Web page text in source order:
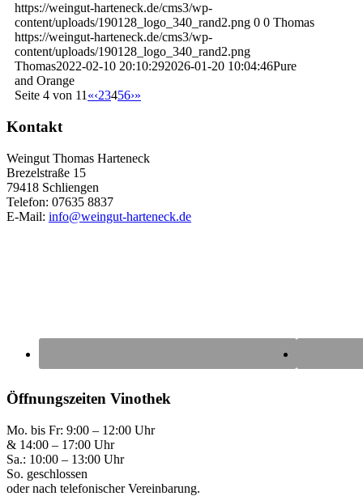
https://weingut-harteneck.de/cms3/wp-
content/uploads/190128_logo_340_rand2.png 0 0 Thomas
https://weingut-harteneck.de/cms3/wp-
content/uploads/190128_logo_340_rand2.png
Thomas2022-02-10 20:10:292026-01-20 10:04:46Pure
and Orange
Seite 4 von 11 «‹23456›»
Kontakt
Weingut Thomas Harteneck
Brezelstraße 15
79418 Schliengen
Telefon: 07635 8837
E-Mail: info@weingut-harteneck.de
Öffnungszeiten Vinothek
Mo. bis Fr: 9:00 – 12:00 Uhr
& 14:00 – 17:00 Uhr
Sa.: 10:00 – 13:00 Uhr
So. geschlossen
oder nach telefonischer Vereinbarung.